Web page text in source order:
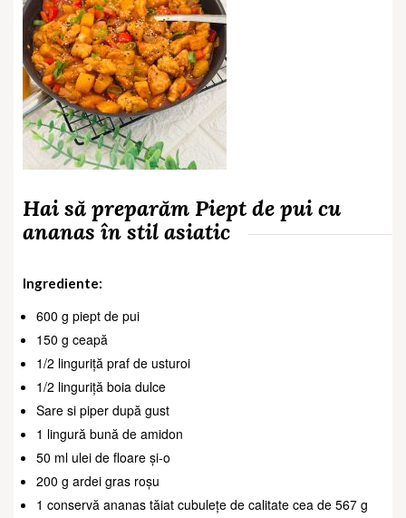
Hai să preparăm Piept de pui cu
ananas în stil asiatic
Ingrediente:
600 g piept de pui
150 g ceapă
1/2 linguriță praf de usturoi
1/2 linguriță boia dulce
Sare si piper după gust
1 lingură bună de amidon
50 ml ulei de floare și-o
200 g ardei gras roșu
1 conservă ananas tăiat cubulețe de calitate cea de 567 g